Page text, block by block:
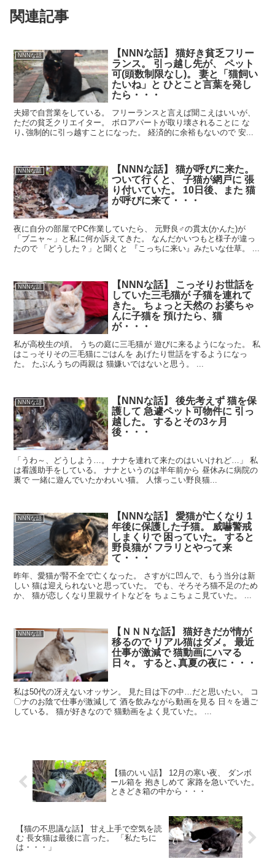
関連記事
NNNな話
【NNNな話】 猫好き貧乏フリー
ランス。 引っ越し先が、 ペット
可(頭数制限なし)。 妻と「猫飼い
たいね」と ひとこと言葉を発し
たら・・・
夫婦で自営業をしている。 フリーランスと言えば聞こえはいいが、
ただの貧乏クリエイター。 ボロアパートが取り壊されることに な
り､強制的に引っ越すことになった。 経済的に余裕もないので 安...
NNNな話
【NNNな話】 猫が呼びに来た。
ついて行くと、 子猫が網戸に 張
り付いていた。 10日後、また 猫
が呼びに来て・・・
夜に自分の部屋でPC作業していたら、 元野良♂の貫太(かんた)が
「ブニャ～」と私に何か訴えてきた。 なんだかいつもと様子が違っ
たので 「どうした？」と聞くと 『こっちに来い』みたいな仕草。 ...
NNNな話
【NNNな話】 こっそりお世話を
していた三毛猫が 子猫を連れて
きた。 ちょっと天然の お婆ちゃ
んに子猫を 預けたら、猫
が・・・
私が高校生の頃。 うちの庭に三毛猫が 遊びに来るようになった。 私
はこっそりその三毛猫にごはんを あげたり世話をするようになっ
た。 たぶんうちの両親は 猫嫌いではないと思う。 ...
NNNな話
【NNNな話】 後先考えず 猫を保
護して 急遽ペット可物件に 引っ
越した。 するとその3ヶ月
後・・・
「うわ～、どうしよう…。 ナナを連れて来たのはいいけれど…」 私
は看護助手をしている。 ナナというのは半年前から 昼休みに病院の
裏で 一緒に遊んでいたかわいい猫。 人懐っこい野良猫...
NNNな話
【NNNな話】 愛猫が亡くなり 1
年後に保護した子猫。 威嚇警戒
しまくりで 困っていた。 すると
野良猫が フラリとやって来
て・・・
昨年、愛猫が腎不全で亡くなった。 さすがに凹んで、もう当分は新
しい 猫は迎えられないと思っていた。 でも、そろそろ猫不足のため
か、 猫が恋しくなり里親サイトなどを ちょこちょこ見ていた。 ...
NNNな話
【ＮＮＮな話】 猫好きだが情が
移るので リアル猫はダメ。 最近
仕事が激減で 猫動画にハマる
日々。 すると､真夏の夜に・・・
私は50代の冴えないオッサン。 見た目は下の中…だと思いたい。 コ
〇ナのお陰で仕事が激減して 酒を飲みながら動画を見る 日々を過ご
している。 猫が好きなので 猫動画をよく見ていた。 ...
【猫のいい話】 12月の寒い夜、 ダンボ
ール箱を 抱きしめて 家路を急いでいた。
ときどき箱の中から・・・
【猫の不思議な話】 甘え上手で空気を読
む 長女猫は最後に言った。 「私たちに
は・・・」